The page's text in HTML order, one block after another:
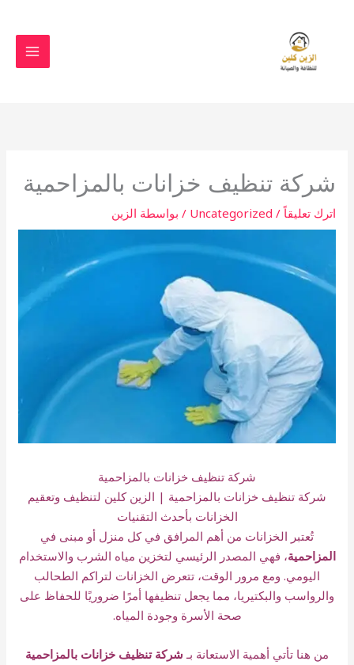
شركة تنظيف خزانات بالمزاحمية
اترك تعليقاً /
Uncategorized / بواسطة الزين
شركة تنظيف خزانات بالمزاحمية
شركة تنظيف خزانات بالمزاحمية | الزين كلين لتنظيف وتعقيم
الخزانات بأحدث التقنيات
تُعتبر الخزانات من أهم المرافق في كل منزل أو مبنى في
المزاحمية، فهي المصدر الرئيسي لتخزين مياه الشرب والاستخدام
اليومي. ومع مرور الوقت، تتعرض الخزانات لتراكم الطحالب
والرواسب والبكتيريا، مما يجعل تنظيفها أمرًا ضروريًا للحفاظ على
صحة الأسرة وجودة المياه.
من هنا تأتي أهمية الاستعانة بـ شركة تنظيف خزانات بالمزاحمية